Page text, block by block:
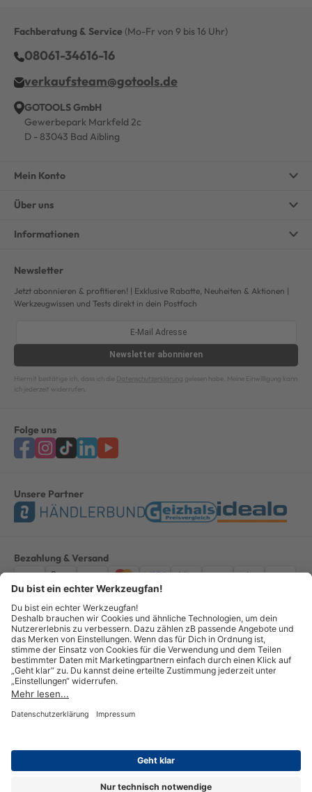
Fachberatung & Service (Mo-Fr von 9 bis 16 Uhr)
08061-34616-16
verkaufsteam@gotools.de
GOTOOLS GmbH
Gewerbepark Markfeld 2c
D - 83043 Bad Aibling
Mein Konto
Über uns
Informationen
Newsletter
Jetzt abonnieren & profitieren! | Exklusive Rabatte, Neuheiten & Aktionen |
Werkzeugwissen und Tests direkt in dein Postfach
Newsletter abonnieren
Hiermit bestätige ich, dass ich die Datenschutzerklärung gelesen habe. Meine Einwilligung kann
ich jederzeit widerrufen.
Folge uns
Unsere Partner
Bezahlung & Versand
ImpressumAGBDatenschutzWiderruf Vertrag widerrufen
Alle Preise verstehen sich inkl. ges. MwSt. *Kostenloser Versand innerhalb
Deutschlands, bei Bestellungen ab 100,00 Euro.
© Copyright 2026 GOTOOLS GmbH - Alle Rechte vorbehalten. powered by
createyourtemplate